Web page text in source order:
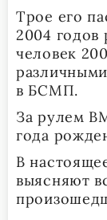
Трое его
2004
человек
в БСМП.
За рулем
года
В
выясняют